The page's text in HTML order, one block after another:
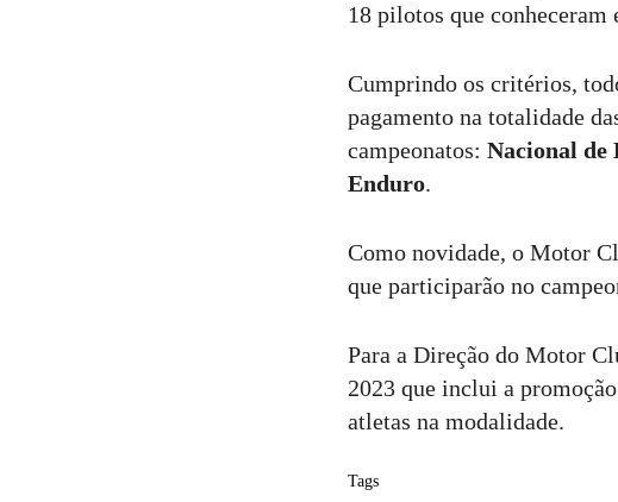
18 pilotos que
Cumprindo os critérios,
pagamento na totalidade
campeonatos: Nacional de
Enduro.
Como novidade, o Motor
que participarão no
Para a Direção do Motor
2023 que inclui a
atletas na modalidade.
Tags